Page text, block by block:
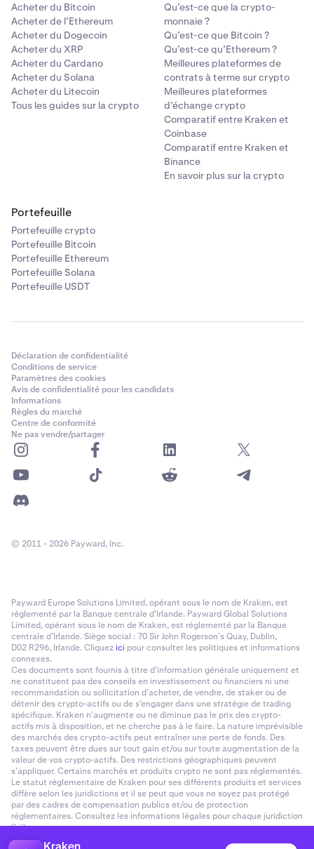
Acheter du Bitcoin
Acheter de l’Ethereum
Acheter du Dogecoin
Acheter du XRP
Acheter du Cardano
Acheter du Solana
Acheter du Litecoin
Tous les guides sur la crypto
Qu’est-ce que la crypto-
monnaie ?
Qu’est-ce que Bitcoin ?
Qu’est-ce qu’Ethereum ?
Meilleures plateformes de
contrats à terme sur crypto
Meilleures plateformes
d’échange crypto
Comparatif entre Kraken et
Coinbase
Comparatif entre Kraken et
Binance
En savoir plus sur la crypto
Portefeuille
Portefeuille crypto
Portefeuille Bitcoin
Portefeuille Ethereum
Portefeuille Solana
Portefeuille USDT
Déclaration de confidentialité
Conditions de service
Paramètres des cookies
Avis de confidentialité pour les candidats
Informations
Règles du marché
Centre de conformité
Ne pas vendre/partager
© 2011 - 2026 Payward, Inc.
Payward Europe Solutions Limited, opérant sous le nom de Kraken, est
réglementé par la Banque centrale d’Irlande. Payward Global Solutions
Limited, opérant sous le nom de Kraken, est réglementé par la Banque
centrale d’Irlande. Siège social : 70 Sir John Rogerson’s Quay, Dublin,
D02 R296, Irlande. Cliquezici pour consulter les politiques et informations
connexes.
Ces documents sont fournis à titre d’information générale uniquement et
ne constituent pas des conseils en investissement ou financiers ni une
recommandation ou sollicitation d’acheter, de vendre, de staker ou de
détenir des crypto-actifs ou de s’engager dans une stratégie de trading
spécifique. Kraken n’augmente ou ne diminue pas le prix des crypto-
actifs mis à disposition, et ne cherche pas à le faire. La nature imprévisible
des marchés des crypto-actifs peut entraîner une perte de fonds. Des
taxes peuvent être dues sur tout gain et/ou sur toute augmentation de la
valeur de vos crypto-actifs. Des restrictions géographiques peuvent
s’appliquer. Certains marchés et produits crypto ne sont pas réglementés.
Le statut réglementaire de Kraken pour ses différents produits et services
diffère selon les juridictions et il se peut que vous ne soyez pas protégé
par des cadres de compensation publics et/ou de protection
réglementaires. Consultez les informations légales pour chaque juridiction
(ici).